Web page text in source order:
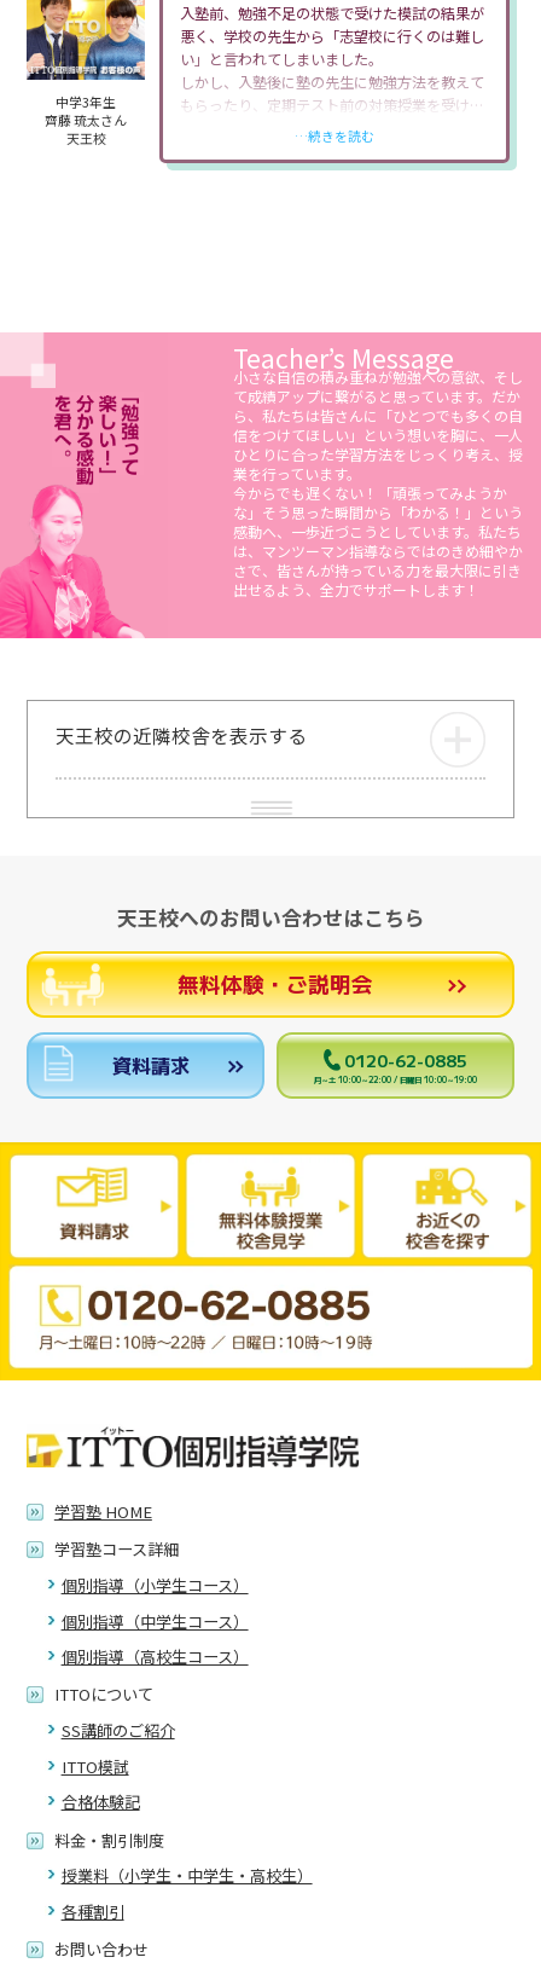
中学3年生
齊藤 琉太さん
天王校
入塾前、勉強不足の状態で受けた模試の結果が
悪く、学校の先生から「志望校に行くのは難し
い」と言われてしまいました。
しかし、入塾後に塾の先生に勉強方法を教えて
もらったり、定期テスト前の対策授業を受けた
結果、テストの点数も上がり、模試の判定も良
は第一志望校への受験を反対されていました。
室がITTOにあったからだと思います。だから、
この塾には感謝しています！
…続きを読む
Teacher’s Message
小さな自信の積み重ねが勉強への意欲、そし
て成績アップに繋がると思っています。だか
ら、私たちは皆さんに「ひとつでも多くの自
信をつけてほしい」という想いを胸に、一人
ひとりに合った学習方法をじっくり考え、授
業を行っています。
今からでも遅くない！「頑張ってみようか
な」そう思った瞬間から「わかる！」という
感動へ、一歩近づこうとしています。私たち
は、マンツーマン指導ならではのきめ細やか
さで、皆さんが持っている力を最大限に引き
出せるよう、全力でサポートします！
天王校の近隣校舎を表示する
天王校へのお問い合わせはこちら
無料体験・ご説明会
資料請求 0120-62-0885
月～土 10:00～22:00 / 日曜日 10:00～19:00
学習塾 HOME
学習塾コース詳細
個別指導（小学生コース）
個別指導（中学生コース）
個別指導（高校生コース）
ITTOについて
SS講師のご紹介
ITTO模試
合格体験記
料金・割引制度
授業料（小学生・中学生・高校生）
各種割引
お問い合わせ